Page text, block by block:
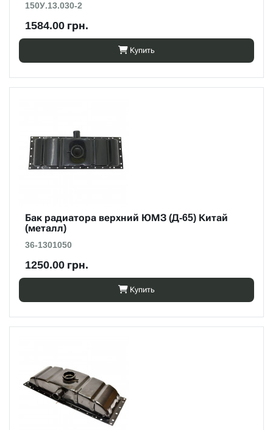
150У.13.030-2
1584.00 грн.
Купить
Бак радиатора верхний ЮМЗ (Д-65) Китай
(металл)
36-1301050
1250.00 грн.
Купить